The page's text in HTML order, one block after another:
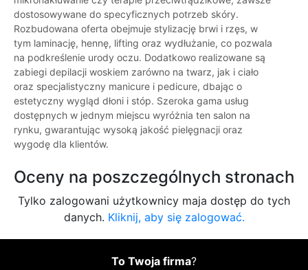
dostosowywane do specyficznych potrzeb skóry.
Rozbudowana oferta obejmuje stylizację brwi i rzęs, w
tym laminację, hennę, lifting oraz wydłużanie, co pozwala
na podkreślenie urody oczu. Dodatkowo realizowane są
zabiegi depilacji woskiem zarówno na twarz, jak i ciało
oraz specjalistyczny manicure i pedicure, dbając o
estetyczny wygląd dłoni i stóp. Szeroka gama usług
dostępnych w jednym miejscu wyróżnia ten salon na
rynku, gwarantując wysoką jakość pielęgnacji oraz
wygodę dla klientów.
Oceny na poszczególnych stronach
Tylko zalogowani użytkownicy maja dostęp do tych
danych. Kliknij, aby się zalogować.
To Twoja firma?